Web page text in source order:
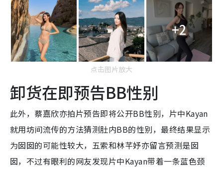
+2
点击图片放大
卸货在即预告BB性别
此外， 蔡嘉欣亦拍片预告即将公开BB性别，片中Kayan
就用坊间流传的方法猜测肚内BB的性别，最终结果显示
为囡囡的可能性较大，五索和林芊妤亦留言预测是囡
囡，不过有眼利的网友发现片中Kayan带着一条蓝色颈